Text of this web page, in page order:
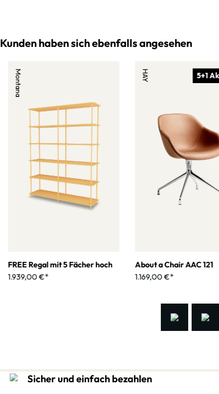
Kunden haben sich ebenfalls angesehen
Montana
FREE Regal mit 5 Fächer hoch
1.939,00 €*
5+1
HAY
About a Chair AAC 121
1.169,00 €*
Sicher und einfach bezahlen